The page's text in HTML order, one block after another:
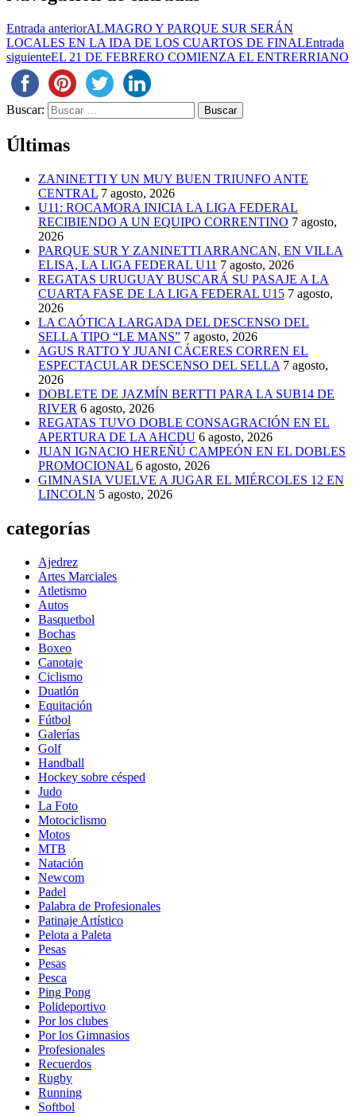
Entrada anteriorALMAGRO Y PARQUE SUR SERÁN
LOCALES EN LA IDA DE LOS CUARTOS DE FINALEntrada
siguienteEL 21 DE FEBRERO COMIENZA EL ENTRERRIANO
Buscar:
Últimas
ZANINETTI Y UN MUY BUEN TRIUNFO ANTE
CENTRAL 7 agosto, 2026
U11: ROCAMORA INICIA LA LIGA FEDERAL
RECIBIENDO A UN EQUIPO CORRENTINO 7 agosto,
2026
PARQUE SUR Y ZANINETTI ARRANCAN, EN VILLA
ELISA, LA LIGA FEDERAL U11 7 agosto, 2026
REGATAS URUGUAY BUSCARÁ SU PASAJE A LA
CUARTA FASE DE LA LIGA FEDERAL U15 7 agosto,
2026
LA CAÓTICA LARGADA DEL DESCENSO DEL
SELLA TIPO “LE MANS” 7 agosto, 2026
AGUS RATTO Y JUANI CÁCERES CORREN EL
ESPECTACULAR DESCENSO DEL SELLA 7 agosto,
2026
DOBLETE DE JAZMÍN BERTTI PARA LA SUB14 DE
RIVER 6 agosto, 2026
REGATAS TUVO DOBLE CONSAGRACIÓN EN EL
APERTURA DE LA AHCDU 6 agosto, 2026
JUAN IGNACIO HEREÑÚ CAMPEÓN EN EL DOBLES
PROMOCIONAL 6 agosto, 2026
GIMNASIA VUELVE A JUGAR EL MIÉRCOLES 12 EN
LINCOLN 5 agosto, 2026
categorías
Ajedrez
Artes Marciales
Atletismo
Autos
Basquetbol
Bochas
Boxeo
Canotaje
Ciclismo
Duatlón
Equitación
Fútbol
Galerías
Golf
Handball
Hockey sobre césped
Judo
La Foto
Motociclismo
Motos
MTB
Natación
Newcom
Padel
Palabra de Profesionales
Patinaje Artístico
Pelota a Paleta
Pesas
Pesas
Pesca
Ping Pong
Polideportivo
Por los clubes
Por los Gimnasios
Profesionales
Recuerdos
Rugby
Running
Softbol